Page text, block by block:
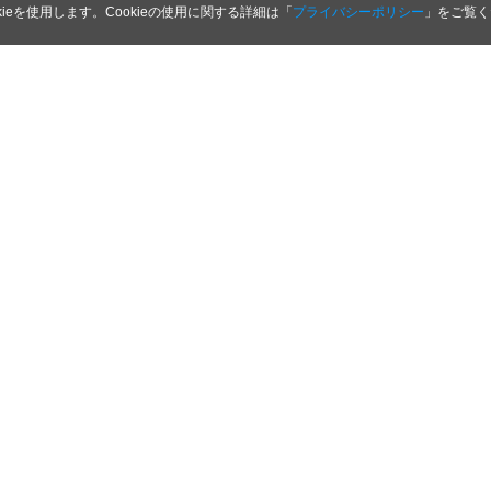
を使用します。Cookieの使用に関する詳細は「プライバシーポリシー 」をご覧く